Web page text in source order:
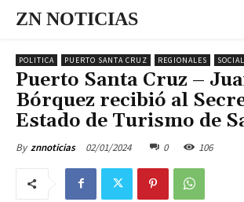
ZN NOTICIAS
POLITICA PUERTO SANTA CRUZ REGIONALES
Puerto Santa Cruz –
Bórquez recibió al
Estado de Turismo de
By znnoticias 02/01/2024 0 106